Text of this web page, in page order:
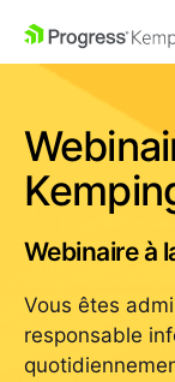
Webinaire à
Vous êtes
responsable